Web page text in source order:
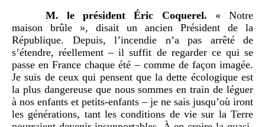
M.
le président Éric Coquerel. « Notre
maison brûle », disait un ancien Président de la
République. Depuis, l’incendie n’a pas arrêté de
s’étendre, réellement – il suffit de regarder ce qui se
passe en France chaque été – comme de façon imagée.
Je suis de ceux qui pensent que la dette écologique est
la plus dangereuse que nous sommes en train de léguer
à nos enfants et petits-enfants – je ne sais jusqu’où iront
les générations, tant les conditions de vie sur la Terre